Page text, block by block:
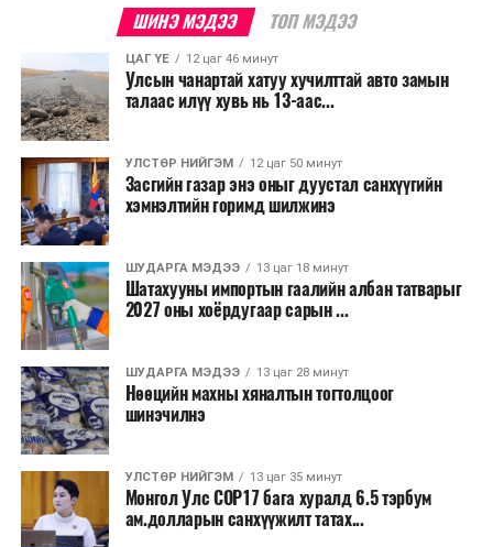
Трамвайн системийг хөгжүүлснээр нийтийн тээвэрт
суурилсан хот төлөвлөлтийг дэмжиж, шугам болон
зогсоолуудыг түшиглэсэн худалдаа, үйлчилгээ, орон
сууцны шинэ бүсүүд бий болох боломжтой. Үүний
зэрэгцээ ажлын байр нэмэгдэх, жижиг, дунд
бизнесийн үйл ажиллагаа өргөжих, үл хөдлөх
хөрөнгийн үнэ цэнэ өсөх зэрэг эдийн засгийн эерэг
үр нөлөө үзүүлнэ гэж тооцсон байна.
Трамвай нь цахилгаан эрчим хүчээр ажилладаг тул
ашиглалтын явцад агаар бохирдуулагч бодис шууд
ялгаруулахгүй. Иргэд хувийн автомашинаас их
багтаамжийн нийтийн тээвэрт шилжсэнээр замын
хөдөлгөөний ачаалал, нүүрстөрөгчийн давхар исэл
болон бусад хүлэмжийн хийн ялгарлыг бууруулах ач
холбогдолтой.
Түгжрэлээс үүдэлтэй эдийн засгийн алдагдлыг
тооцоход нэг автомашин өдөрт дунджаар 2.5 цаг
түгжрэлд саатахдаа 3.45 литр шатахууныг үр ашиггүй
зарцуулдаг байна. Ингэснээр нэг жолооч өдөрт
ШИНЭ МЭДЭЭ ТОП МЭДЭЭ
ЦАГ ҮЕ 12 цаг 46 минут
Улсын чанартай хатуу хучилттай авто замын
талаас илүү хувь нь 13-аас...
УЛСТӨР НИЙГЭМ 12 цаг 50 минут
Засгийн газар энэ оныг дуустал санхүүгийн
хэмнэлтийн горимд шилжинэ
ШУДАРГА МЭДЭЭ 13 цаг 18 минут
Шатахууны импортын гаалийн албан татварыг
2027 оны хоёрдугаар сарын ...
ШУДАРГА МЭДЭЭ 13 цаг 28 минут
Нөөцийн махны хяналтын тогтолцоог
шинэчилнэ
УЛСТӨР НИЙГЭМ 13 цаг 35 минут
Монгол Улс COP17 бага хуралд 6.5 тэрбум
ам.долларын санхүүжилт татах...